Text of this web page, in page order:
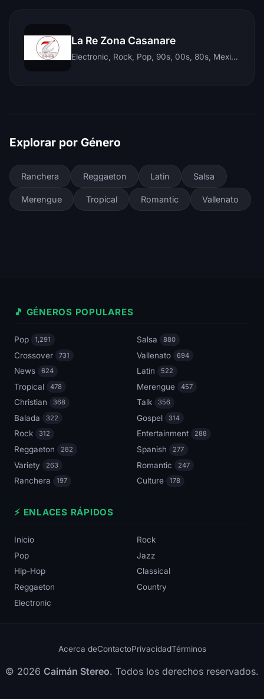
La Re Zona Casanare
Electronic, Rock, Pop, 90s, 00s, 80s, Mexican, Ranchera, Reggaeton, Instrumental, Salsa, Merengue, Tropical, Romantic, Vallenato, Llanera
Explorar por Género
Ranchera Reggaeton Latin Salsa
Merengue Tropical Romantic Vallenato
🎵 GÉNEROS POPULARES
Pop 1,291 Salsa 880
Crossover 731 Vallenato 694
News 624 Latin 522
Tropical 478 Merengue 457
Christian 368 Talk 356
Balada 322 Gospel 314
Rock 312 Entertainment 288
Reggaeton 282 Spanish 277
Variety 263 Romantic 247
Ranchera 197 Culture 178
⚡ ENLACES RÁPIDOS
Inicio
Rock
Pop
Jazz
Hip-Hop
Classical
Reggaeton
Country
Electronic
Acerca deContactoPrivacidadTérminos
© 2026 Caimán Stereo. Todos los derechos reservados.